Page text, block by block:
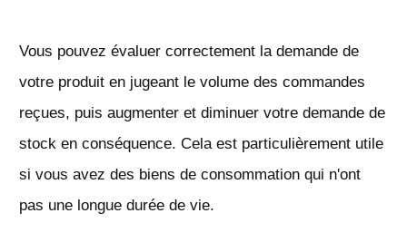
Vous pouvez évaluer correctement la demande de
votre produit en jugeant le volume des commandes
reçues, puis augmenter et diminuer votre demande de
stock en conséquence. Cela est particulièrement utile
si vous avez des biens de consommation qui n'ont
pas une longue durée de vie.